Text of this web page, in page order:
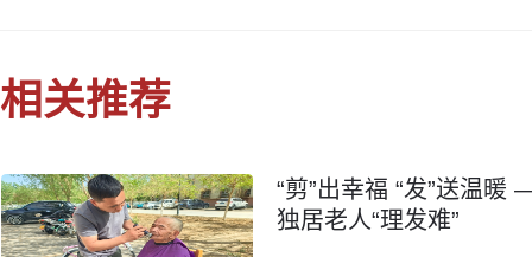
相关推荐
“剪”出幸福 “发”送温
独居老人“理发难”